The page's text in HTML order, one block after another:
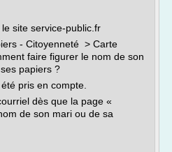
site service-public.fr
- Citoyenneté > Carte
faire figurer le nom de son
papiers ?
pris en compte.
dès que la page «
de son mari ou de sa